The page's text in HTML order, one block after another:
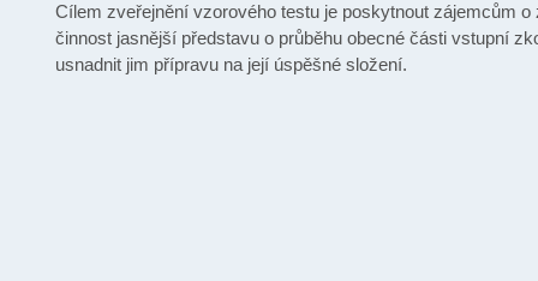
Cílem zveřejnění vzorového testu je poskytnout zájemcům o
činnost jasnější představu o průběhu obecné části vstupní
usnadnit jim přípravu na její úspěšné složení.